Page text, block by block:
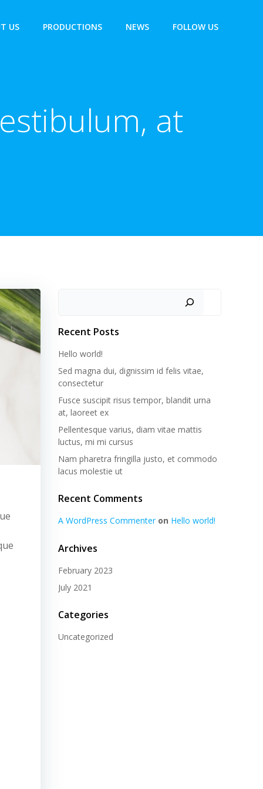
US PRODUCTIONS NEWS FOLLOW US
at
Recent Posts
Hello world!
Sed magna dui, dignissim id felis vitae,
consectetur
Fusce suscipit risus tempor, blandit urna
at, laoreet ex
Pellentesque varius, diam vitae mattis
luctus, mi mi cursus
Nam pharetra fringilla justo, et commodo
lacus molestie ut
Recent Comments
A WordPress Commenteron Hello world!
Archives
February 2023
July 2021
Categories
Uncategorized